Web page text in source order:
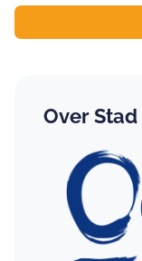
Over